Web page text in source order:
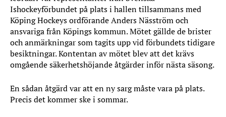
Ishockeyförbundet på plats i hallen tillsammans med
Köping Hockeys ordförande Anders Näsström och
ansvariga från Köpings kommun. Mötet gällde de brister
och anmärkningar som tagits upp vid förbundets tidigare
besiktningar. Kontentan av mötet blev att det krävs
omgående säkerhetshöjande åtgärder inför nästa säsong.
En sådan åtgärd var att en ny sarg måste vara på plats.
Precis det kommer ske i sommar.